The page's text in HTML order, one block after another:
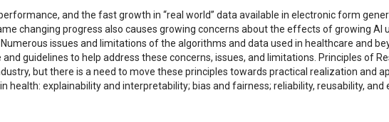
and the fast growth in “real world” data available in electronic form
changing progress also causes growing concerns about the effects of growing AI
issues and limitations of the algorithms and data used in healthcare and
guidelines to help address these concerns, issues, and limitations. Principles of
but there is a need to move these principles towards practical realization and
health: explainability and interpretability; bias and fairness; reliability, reusability,